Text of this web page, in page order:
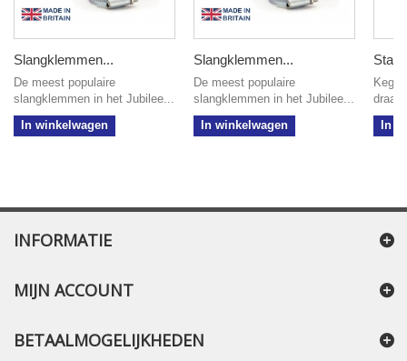
Slangklemmen...
De meest populaire
slangklemmen in het Jubilee...
In winkelwagen
Slangklemmen...
De meest populaire
slangklemmen in het Jubilee...
In winkelwagen
draad
In
INFORMATIE
MIJN ACCOUNT
BETAALMOGELIJKHEDEN